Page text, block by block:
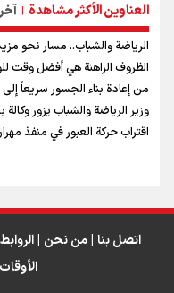
العناوين الأكثر مشاهدة |
الرياضة والشباب.. مسار نحو
الظروف الراهنة هي أفضل وقت
من إعادة بناء الجسور سريعاً
وزير الرياضة والشباب يزور وكالة
اقتراب حركة العبور في منفذ مهران
اتصل بنا من نحن الروابط